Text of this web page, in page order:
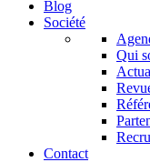
Blog
Société
Qui
Contact